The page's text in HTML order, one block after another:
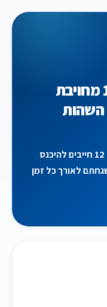
כניסת ילדים עד גיל 12 מחויבת
השהות
מטעמי בטיחות כניסת ילדים עד גיל 12 חייבים להיכנס
לאורך כל זמן